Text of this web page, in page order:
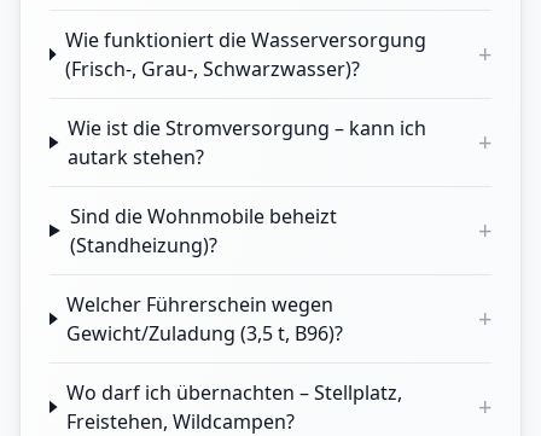
Wie funktioniert die Wasserversorgung
(Frisch-, Grau-, Schwarzwasser)?
+
Wie ist die Stromversorgung – kann ich
autark stehen?
+
Sind die Wohnmobile beheizt
(Standheizung)?
+
Welcher Führerschein wegen
Gewicht/Zuladung (3,5 t, B96)?
+
Wo darf ich übernachten – Stellplatz,
Freistehen, Wildcampen?
+